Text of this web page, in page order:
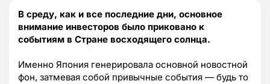
В среду, как и все последние дни, основное
внимание инвесторов было приковано к
событиям в Стране восходящего солнца.
Именно Япония генерировала основной новостной
фон, затмевая собой привычные события — будь то